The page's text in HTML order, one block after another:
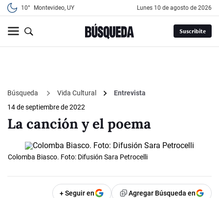
10° Montevideo, UY lunes 10 de agosto de 2026
Suscribite
Búsqueda Vida Cultural
Entrevista
14 de septiembre de 2022
La canción y el poema
Colomba Biasco. Foto: Difusión Sara Petrocelli
+ Seguir en Agregar Búsqueda en